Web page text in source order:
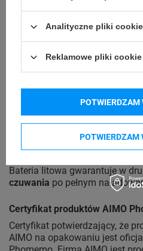
Drukarka pozwala na
tworzenia własnych etykiet,
m.in. w sklepach odzieżowych
Dwa tryby zasilania
DrukarkaPhomemo M110
(w zestawie),
bateria litowo-jonowy
Bateria litowa gwarantuje w
czuwania po pełnym
Certyfikat produktów AIMO
Certyfikat potwierdzający, że
AIMO na opakowaniu jest
Analityczne pliki cookie
Reklamowe pliki cookie
POTWIERDZAM
POTWIERDZAM